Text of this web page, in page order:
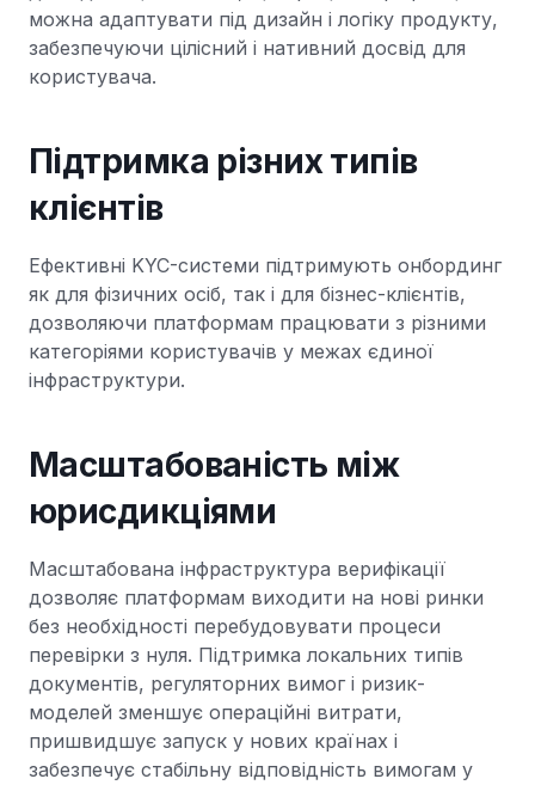
можна адаптувати під дизайн і логіку продукту,
забезпечуючи цілісний і нативний досвід для
користувача.
Підтримка різних типів
клієнтів
Ефективні KYC-системи підтримують онбординг
як для фізичних осіб, так і для бізнес-клієнтів,
дозволяючи платформам працювати з різними
категоріями користувачів у межах єдиної
інфраструктури.
Масштабованість між
юрисдикціями
Масштабована інфраструктура верифікації
дозволяє платформам виходити на нові ринки
без необхідності перебудовувати процеси
перевірки з нуля. Підтримка локальних типів
документів, регуляторних вимог і ризик-
моделей зменшує операційні витрати,
пришвидшує запуск у нових країнах і
забезпечує стабільну відповідність вимогам у